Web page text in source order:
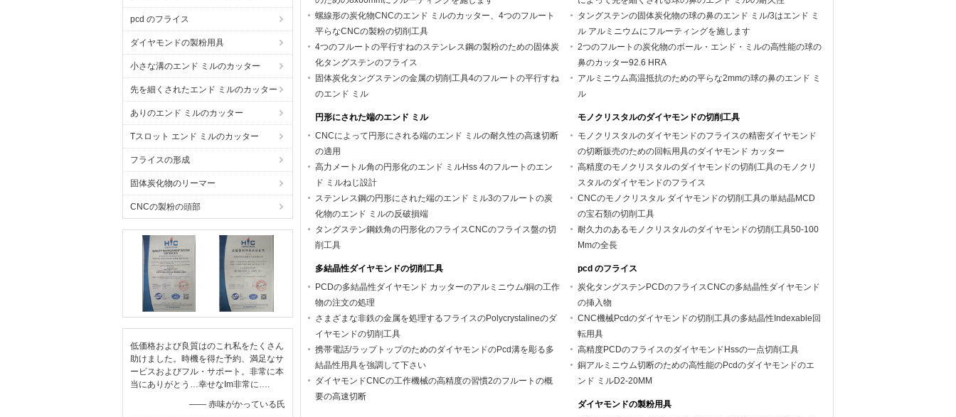
pcd のフライス
ダイヤモンドの製粉用具
小さな溝のエンド ミルのカッター
先を細くされたエンド ミルのカッター
ありのエンド ミルのカッター
Tスロット エンド ミルのカッター
フライスの形成
固体炭化物のリーマー
CNCの製粉の頭部
低価格および良質はのこれ私をたくさん
助けました。時機を得た予約、満足なサ
ービスおよびフル・サポート。非常に本
当にありがとう…幸せなIm非常に….
—— 赤味がかっている氏
螺線形の炭化物CNCのエンド ミルのカッター、4つのフルート
平らなCNCの製粉の切削工具
4つのフルートの平行すねのステンレス鋼の製粉のための固体炭
化タングステンのフライス
固体炭化タングステンの金属の切削工具4のフルートの平行すね
のエンド ミル
タングステンの固体炭化物の球の鼻のエンド ミル/3はエンド ミ
ル アルミニウムにフルーティングを施します
2つのフルートの炭化物のボール・エンド・ミルの高性能の球の
鼻のカッター92.6 HRA
アルミニウム高温抵抗のための平らな2mmの球の鼻のエンド ミ
ル
円形にされた端のエンド ミル
CNCによって円形にされる端のエンド ミルの耐久性の高速切断
の適用
高力メートル角の円形化のエンド ミルHss 4のフルートのエン
ド ミルねじ設計
ステンレス鋼の円形にされた端のエンド ミル3のフルートの炭
化物のエンド ミルの反破損端
タングステン鋼鉄角の円形化のフライスCNCのフライス盤の切
削工具
モノクリスタルのダイヤモンドの切削工具
モノクリスタルのダイヤモンドのフライスの精密ダイヤモンド
の切断販売のための回転用具のダイヤモンド カッター
高精度のモノクリスタルのダイヤモンドの切削工具のモノクリ
スタルのダイヤモンドのフライス
CNCのモノクリスタル ダイヤモンドの切削工具の単結晶MCD
の宝石類の切削工具
耐久力のあるモノクリスタルのダイヤモンドの切削工具50-100
Mmの全長
多結晶性ダイヤモンドの切削工具
PCDの多結晶性ダイヤモンド カッターのアルミニウム/銅の工作
物の注文の処理
さまざまな非鉄の金属を処理するフライスのPolycrystalineのダ
イヤモンドの切削工具
携帯電話/ラップトップのためのダイヤモンドのPcd溝を彫る多
結晶性用具を強調して下さい
ダイヤモンドCNCの工作機械の高精度の習慣2のフルートの概
要の高速切断
pcd のフライス
炭化タングステンPCDのフライスCNCの多結晶性ダイヤモンド
の挿入物
CNC機械Pcdのダイヤモンドの切削工具の多結晶性Indexable回
転用具
高精度PCDのフライスのダイヤモンドHssの一点切削工具
銅アルミニウム切断のための高性能のPcdのダイヤモンドのエ
ンド ミルD2-20MM
ダイヤモンドの製粉用具